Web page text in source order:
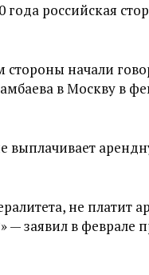
года российская
начали
в Москву в
выплачивает
не платит
— заявил в феврале